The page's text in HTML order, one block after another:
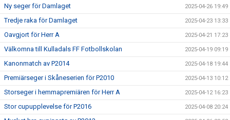
Ny seger för Damlaget 2025-04-26 19:49
Tredje raka för Damlaget 2025-04-23 13:33
Oavgjort för Herr A 2025-04-21 17:23
Välkomna till Kulladals FF Fotbollskolan 2025-04-19 09:19
Kanonmatch av P2014 2025-04-18 19:44
Premiärseger i Skåneserien för P2010 2025-04-13 10:12
Storseger i hemmapremiären för Herr A 2025-04-12 16:23
Stor cupupplevelse för P2016 2025-04-08 20:24